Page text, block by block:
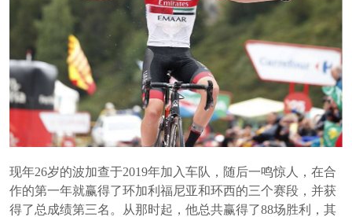
现年26岁的波加查于2019年加入车队，随后一鸣惊人，在合
作的第一年就赢得了环加利福尼亚和环西的三个赛段，并获
得了总成绩第三名。从那时起，他总共赢得了88场胜利，其